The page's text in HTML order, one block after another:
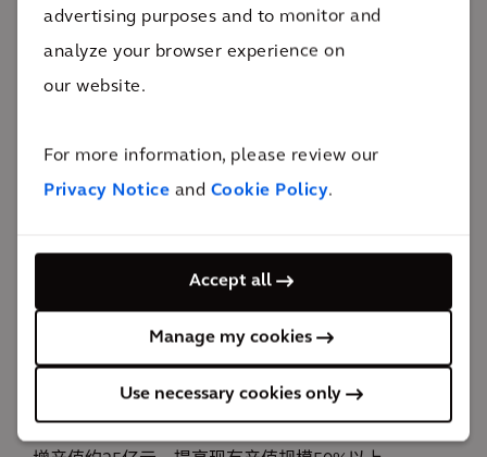
advertising purposes and to monitor and
analyze your browser experience on
our website.
For more information, please review our
Privacy Notice and Cookie Policy.
Accept all
Manage my cookies
Use necessary cookies only
影响
米其林沈阳600万条高性能子午线轮胎厂扩建项目建成
达产后，预计新增产值约25亿元，提高现有产值规模
本项目。
包括轿车胎扩产、密炼扩产两大部分，并将进行部分公
用工程、储运工程的调整及扩建。建成达产后，预计新